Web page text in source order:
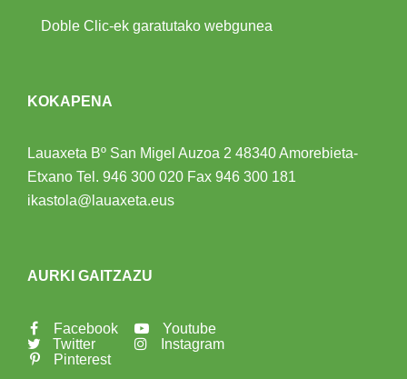
Doble Clic-ek garatutako webgunea
KOKAPENA
Lauaxeta Bº San Migel Auzoa 2 48340 Amorebieta-
Etxano Tel. 946 300 020 Fax 946 300 181
ikastola@lauaxeta.eus
AURKI GAITZAZU
Facebook
Twitter
Pinterest
Youtube
Instagram